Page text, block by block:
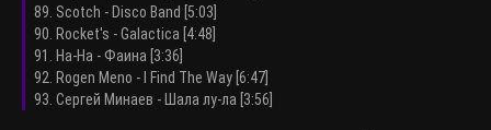
89. Scotch - Disco Band [5:03]
90. Rocket's - Galactica [4:48]
91. На-На - Фаина [3:36]
92. Rogen Meno - I Find The Way [6:47]
93. Сергей Минаев - Шала лу-ла [3:56]